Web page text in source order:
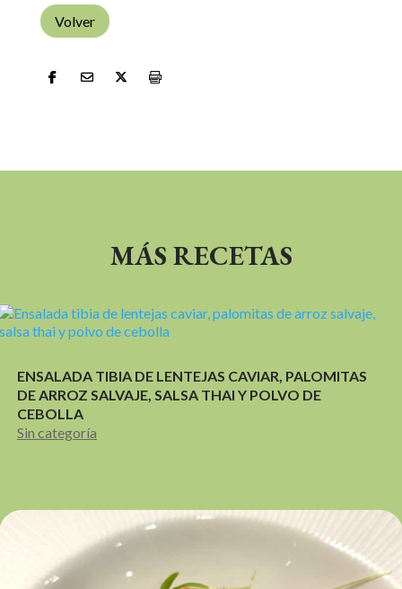
Volver
MÁS RECETAS
ENSALADA TIBIA DE LENTEJAS CAVIAR, PALOMITAS
DE ARROZ SALVAJE, SALSA THAI Y POLVO DE
CEBOLLA
Sin categoría